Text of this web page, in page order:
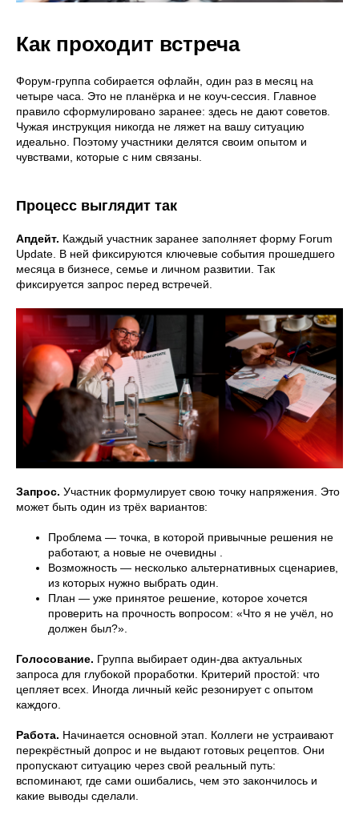
Как проходит встреча
Форум-группа собирается офлайн, один раз в месяц на
четыре часа. Это не планёрка и не коуч-сессия. Главное
правило сформулировано заранее: здесь не дают советов.
Чужая инструкция никогда не ляжет на вашу ситуацию
идеально. Поэтому участники делятся своим опытом и
чувствами, которые с ним связаны.
Процесс выглядит так
Апдейт. Каждый участник заранее заполняет форму Forum
Update. В ней фиксируются ключевые события прошедшего
месяца в бизнесе, семье и личном развитии. Так
фиксируется запрос перед встречей.
Запрос. Участник формулирует свою точку напряжения. Это
может быть один из трёх вариантов:
Проблема — точка, в которой привычные решения не
работают, а новые не очевидны .
Возможность — несколько альтернативных сценариев,
из которых нужно выбрать один.
План — уже принятое решение, которое хочется
проверить на прочность вопросом: «Что я не учёл, но
должен был?».
Голосование. Группа выбирает один-два актуальных
запроса для глубокой проработки. Критерий простой: что
цепляет всех. Иногда личный кейс резонирует с опытом
каждого.
Работа. Начинается основной этап. Коллеги не устраивают
перекрёстный допрос и не выдают готовых рецептов. Они
пропускают ситуацию через свой реальный путь:
вспоминают, где сами ошибались, чем это закончилось и
какие выводы сделали.